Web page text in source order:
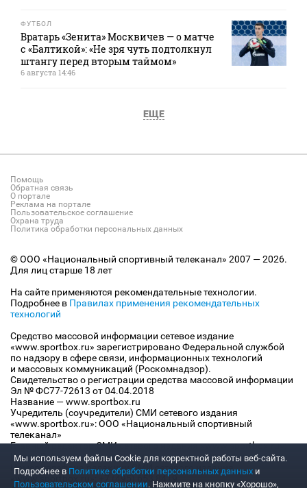
ФУТБОЛ
Вратарь «Зенита» Москвичев — о матче
с «Балтикой»: «Не зря чуть подтолкнул
штангу перед вторым таймом»
6 августа 14:46
ЕЩЕ
Помощь
Обратная связь
О портале
Реклама на портале
Пользовательское соглашение
Охрана труда
Политика обработки персональных данных
© ООО «Национальный спортивный телеканал» 2007 — 2026.
Для лиц старше 18 лет
На сайте применяются рекомендательные технологии.
Подробнее в Правилах применения рекомендательных
технологий
Средство массовой информации сетевое издание
«www.sportbox.ru» зарегистрировано Федеральной службой
по надзору в сфере связи, информационных технологий
и массовых коммуникаций (Роскомнадзор).
Свидетельство о регистрации средства массовой информации
Эл № ФС77-72613 от 04.04.2018
Название — www.sportbox.ru
Учредитель (соучредители) СМИ сетевого издания
«www.sportbox.ru»: ООО «Национальный спортивный
телеканал»
Главный редактор СМИ сетевого издания «www.sportbox.ru»:
Конов В.А.
Номер телефона редакции СМИ сетевого издания
«www.sportbox.ru»: +7 (495) 653 8419
Мы используем файлы Сookie для корректной работы веб-сайта.
Подробнее в Политике обработки персональных данных и
Пользовательском соглашении. Нажмите на кнопку «Хорошо»,